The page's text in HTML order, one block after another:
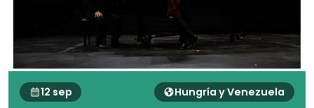
12 sep Hungría y Venezuela